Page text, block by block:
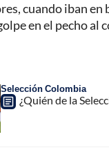
cuando iban en
en el pecho
Selección Colombia
¿Quién de la